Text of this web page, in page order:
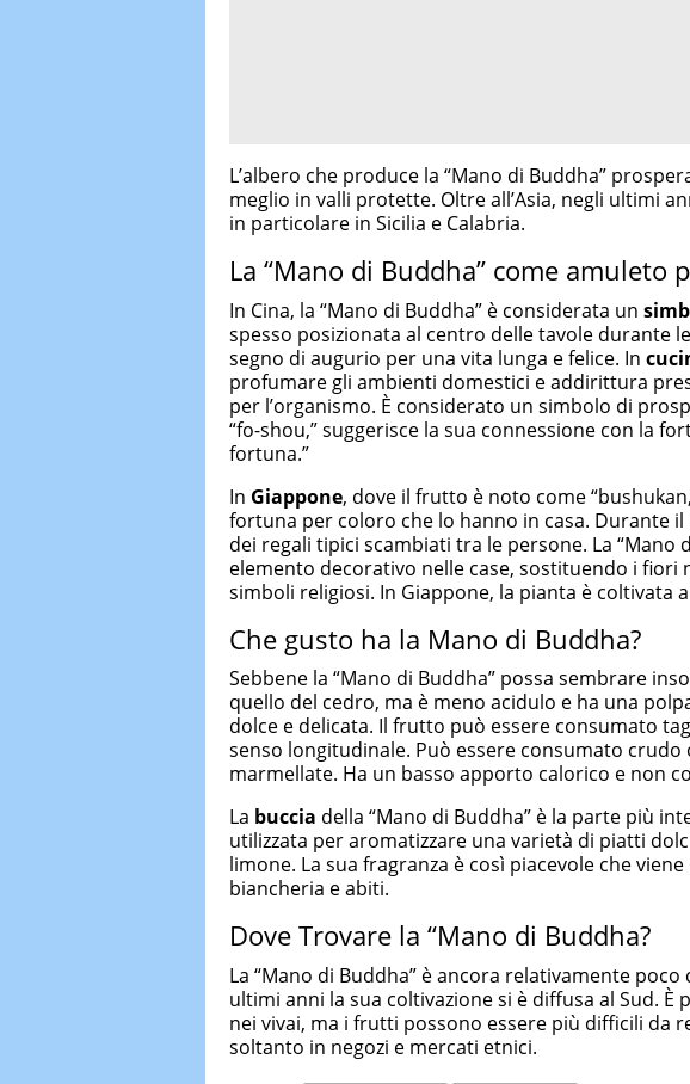
L’albero che produce la “Mano di Buddha”
meglio in valli protette. Oltre all’Asia, negli ultimi
in particolare in Sicilia e Calabria.
La “Mano di Buddha” come amuleto
In Cina, la “Mano di Buddha” è considerata un
spesso posizionata al centro delle tavole durante
segno di augurio per una vita lunga e felice. In
profumare gli ambienti domestici e addirittura
per l’organismo. È considerato un simbolo di
“fo-shou,” suggerisce la sua connessione con la
fortuna.”
In Giappone, dove il frutto è noto come
fortuna per coloro che lo hanno in casa. Durante
dei regali tipici scambiati tra le persone. La “Mano
elemento decorativo nelle case, sostituendo i fiori
simboli religiosi. In Giappone, la pianta è coltivata
Che gusto ha la Mano di Buddha?
Sebbene la “Mano di Buddha” possa sembrare
quello del cedro, ma è meno acidulo e ha una
dolce e delicata. Il frutto può essere consumato
senso longitudinale. Può essere consumato
marmellate. Ha un basso apporto calorico e non
La buccia della “Mano di Buddha” è la parte più
utilizzata per aromatizzare una varietà di piatti
limone. La sua fragranza è così piacevole che
biancheria e abiti.
Dove Trovare la “Mano di Buddha?
La “Mano di Buddha” è ancora relativamente
ultimi anni la sua coltivazione si è diffusa al Sud. È
nei vivai, ma i frutti possono essere più difficili da
soltanto in negozi e mercati etnici.